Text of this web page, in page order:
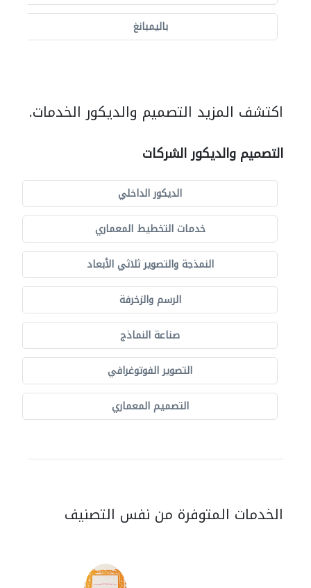
باليمبانغ
اكتشف المزيد التصميم والديكور الخدمات.
التصميم والديكور الشركات
الديكور الداخلي
خدمات التخطيط المعماري
النمذجة والتصوير ثلاثي الأبعاد
الرسم والزخرفة
صناعة النماذج
التصوير الفوتوغرافي
التصميم المعماري
الخدمات المتوفرة من نفس التصنيف